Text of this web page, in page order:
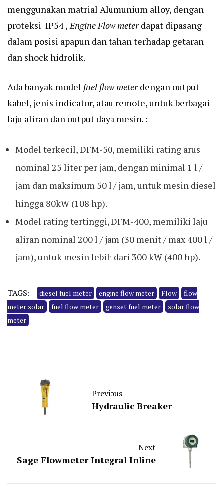
menggunakan matrial Alumunium alloy, dengan
proteksi IP54 ,Engine Flow meterdapat dipasang
dalam posisi apapun dan tahan terhadap getaran
dan shock hidrolik.
Ada banyak model fuel flow meterdengan output
kabel, jenis indicator, atau remote, untuk berbagai
laju aliran dan output daya mesin. :
Model terkecil, DFM-50, memiliki rating arus
nominal 25 liter per jam, dengan minimal 1 l /
jam dan maksimum 50 l / jam, untuk mesin diesel
hingga 80kW (108 hp).
Model rating tertinggi, DFM-400, memiliki laju
aliran nominal 200 l / jam (30 menit / max 400 l /
jam), untuk mesin lebih dari 300 kW (400 hp).
TAGS: diesel fuel meter engine flow meter Flow
flow
meter solar
fuel flow meter genset fuel meter
solar flow
meter
Previous
Hydraulic Breaker
Next
Sage Flowmeter Integral Inline